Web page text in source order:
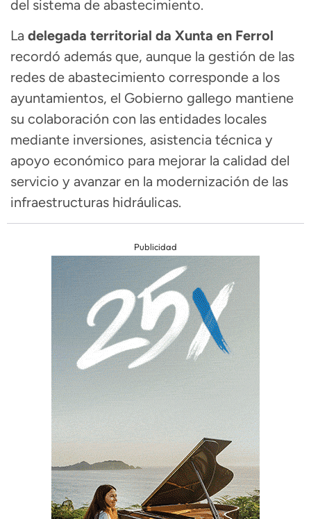
del sistema de abastecimiento.
La delegada territorial da Xunta en Ferrol
recordó además que, aunque la gestión de las
redes de abastecimiento corresponde a los
ayuntamientos, el Gobierno gallego mantiene
su colaboración con las entidades locales
mediante inversiones, asistencia técnica y
apoyo económico para mejorar la calidad del
servicio y avanzar en la modernización de las
infraestructuras hidráulicas.
Publicidad